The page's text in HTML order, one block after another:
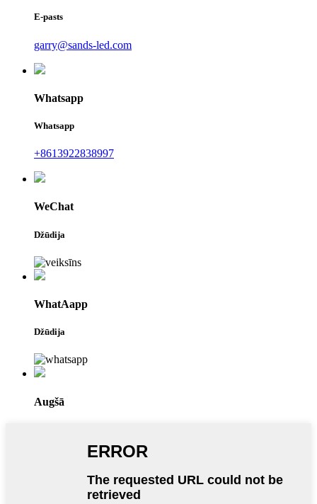
E-pasts
garry@sands-led.com
Whatsapp
Whatsapp
+8613922838997
WeChat
Džūdija
WhatAapp
Džūdija
Augšā